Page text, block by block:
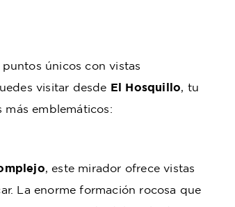
únicos con vistas
visitar desde El Hosquillo, tu
más emblemáticos:
, este mirador ofrece vistas
La enorme formación rocosa que